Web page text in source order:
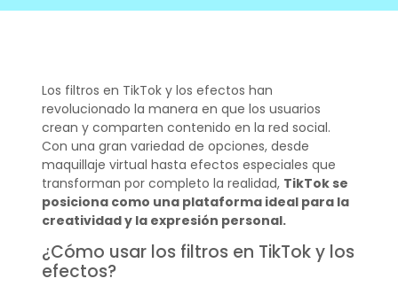
Los filtros en TikTok y los efectos han
revolucionado la manera en que los usuarios
crean y comparten contenido en la red social.
Con una gran variedad de opciones, desde
maquillaje virtual hasta efectos especiales que
transforman por completo la realidad, TikTok se
posiciona como una plataforma ideal para la
creatividad y la expresión personal.
¿Cómo usar los filtros en TikTok y los
efectos?